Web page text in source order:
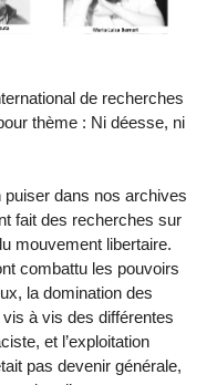
de recherches
thème : Ni déesse, ni
dans nos archives
fait des recherches sur
mouvement libertaire.
combattu les pouvoirs
la domination des
à vis des différentes
et l’exploitation
pas devenir générale,